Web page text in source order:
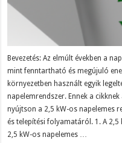
Bevezetés: Az elmúlt években a
mint fenntartható és megújuló
környezetben használt egyik
napelemrendszer. Ennek a
nyújtson a 2,5 kW-os napelemes
és telepítési folyamatáról. 1. A 2,5
2,5 kW-os napelemes …